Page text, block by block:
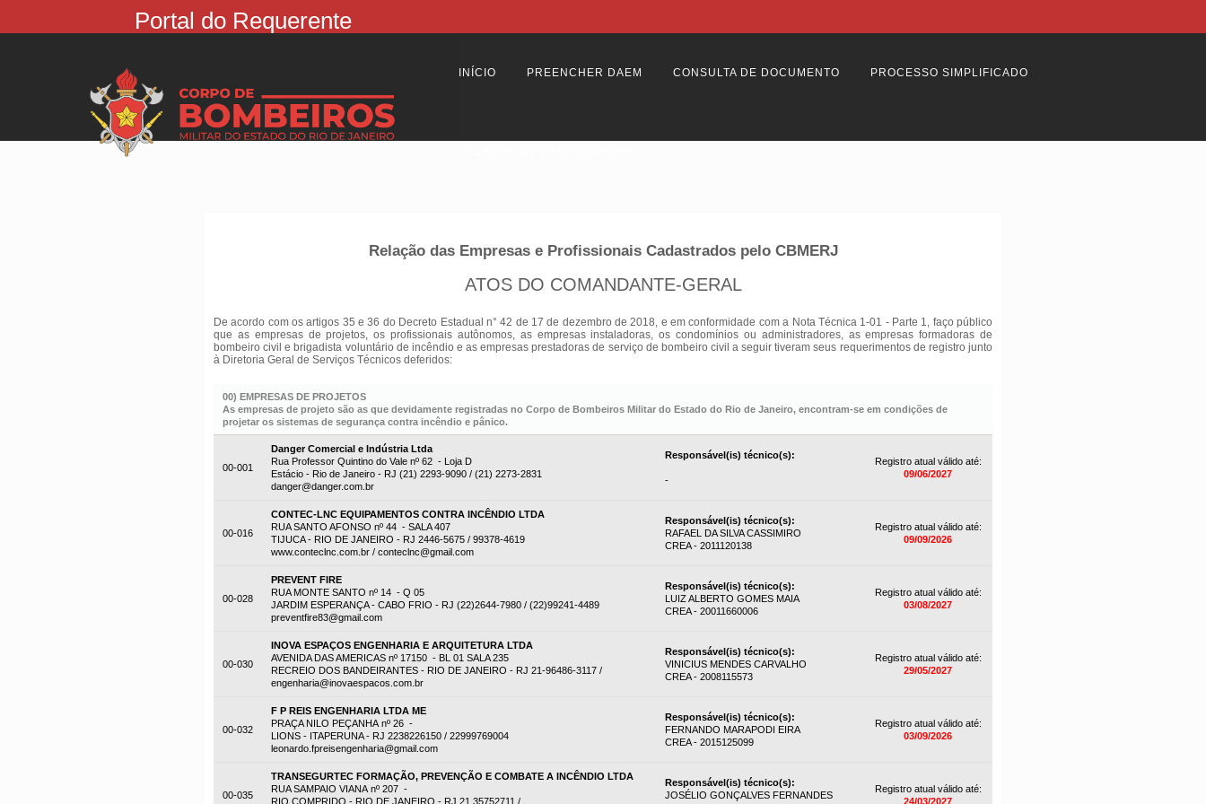
Portal do Requerente
INÍCIO PREENCHER DAEM CONSULTA DE DOCUMENTO PROCESSO SIMPLIFICADO
Relação das Empresas e Profissionais Cadastrados pelo CBMERJ
ATOS DO COMANDANTE-GERAL
De acordo com os artigos 35 e 36 do Decreto Estadual n° 42 de 17 de dezembro de 2018, e em conformidade com a Nota Técnica 1-01 - Parte 1, faço público
que as empresas de projetos, os profissionais autônomos, as empresas instaladoras, os condomínios ou administradores, as empresas formadoras de
bombeiro civil e brigadista voluntário de incêndio e as empresas prestadoras de serviço de bombeiro civil a seguir tiveram seus requerimentos de registro junto
à Diretoria Geral de Serviços Técnicos deferidos:
00) EMPRESAS DE PROJETOS
As empresas de projeto são as que devidamente registradas no Corpo de Bombeiros Militar do Estado do Rio de Janeiro, encontram-se em condições de
projetar os sistemas de segurança contra incêndio e pânico.
00-001
Danger Comercial e Indústria Ltda
Rua Professor Quintino do Vale nº 62 - Loja D
Estácio - Rio de Janeiro - RJ (21) 2293-9090 / (21) 2273-2831
danger@danger.com.br
Responsável(is) técnico(s):
-
Registro atual válido até:
09/06/2027
00-016
CONTEC-LNC EQUIPAMENTOS CONTRA INCÊNDIO LTDA
RUA SANTO AFONSO nº 44 - SALA 407
TIJUCA - RIO DE JANEIRO - RJ 2446-5675 / 99378-4619
www.conteclnc.com.br / conteclnc@gmail.com
Responsável(is) técnico(s):
RAFAEL DA SILVA CASSIMIRO
CREA - 2011120138
Registro atual válido até:
09/09/2026
00-028
PREVENT FIRE
RUA MONTE SANTO nº 14 - Q 05
JARDIM ESPERANÇA - CABO FRIO - RJ (22)2644-7980 / (22)99241-4489
preventfire83@gmail.com
Responsável(is) técnico(s):
LUIZ ALBERTO GOMES MAIA
CREA - 20011660006
Registro atual válido até:
03/08/2027
00-030
INOVA ESPAÇOS ENGENHARIA E ARQUITETURA LTDA
AVENIDA DAS AMERICAS nº 17150 - BL 01 SALA 235
RECREIO DOS BANDEIRANTES - RIO DE JANEIRO - RJ 21-96486-3117 /
engenharia@inovaespacos.com.br
Responsável(is) técnico(s):
VINICIUS MENDES CARVALHO
CREA - 2008115573
Registro atual válido até:
29/05/2027
00-032
F P REIS ENGENHARIA LTDA ME
PRAÇA NILO PEÇANHA nº 26 -
LIONS - ITAPERUNA - RJ 2238226150 / 22999769004
leonardo.fpreisengenharia@gmail.com
Responsável(is) técnico(s):
FERNANDO MARAPODI EIRA
CREA - 2015125099
Registro atual válido até:
03/09/2026
00-035
TRANSEGURTEC FORMAÇÃO, PREVENÇÃO E COMBATE A INCÊNDIO LTDA
RUA SAMPAIO VIANA nº 207 -
RIO COMPRIDO - RIO DE JANEIRO - RJ 21 35752711 /
Responsável(is) técnico(s):
JOSÉLIO GONÇALVES FERNANDES
Registro atual válido até:
24/03/2027